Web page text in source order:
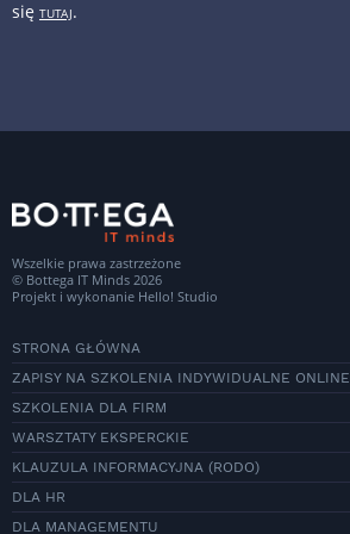
się TUTAJ.
Wszelkie prawa zastrzeżone
© Bottega IT Minds 2026
Projekt i wykonanie Hello! Studio
STRONA GŁÓWNA
ZAPISY NA SZKOLENIA INDYWIDUALNE ONLINE
SZKOLENIA DLA FIRM
WARSZTATY EKSPERCKIE
KLAUZULA INFORMACYJNA (RODO)
DLA HR
DLA MANAGEMENTU